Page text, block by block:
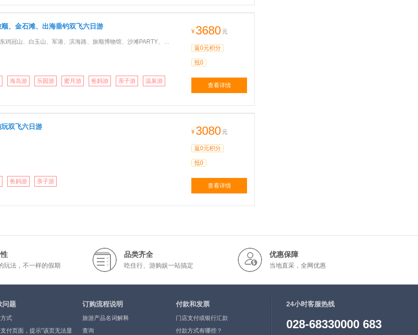
、金石滩、出海垂钓双飞六日游
山、军港、滨海路、旅顺博物馆、沙滩PARTY、出海垂钓、有轨电车，威尼斯水城、赶海+卡拉OK+烟花
海岛游 乐园游 蜜月游 爸妈游 亲子游 温泉游
¥ 3680 元
返0元积分
抵0
查看详情
双飞六日游
爸妈游 亲子游
¥ 3080 元
返0元积分
抵0
查看详情
玩法，不一样的假期
品类齐全
吃住行、游购娱一站搞定
优惠保障
当地直采，全网优惠
问题
式
付页面，提示”该页无法显
订购流程说明
旅游产品名词解释
查询
付款和发票
门店支付或银行汇款
付款方式有哪些？
24小时客服热线
028-68330000 683